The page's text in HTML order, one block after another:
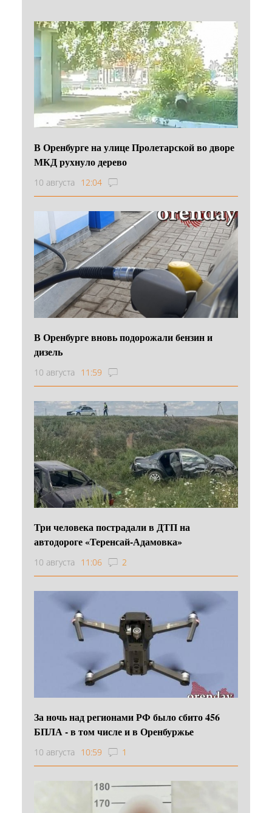
В Оренбурге на улице Пролетарской во дворе
МКД рухнуло дерево
10 августа 12:04
В Оренбурге вновь подорожали бензин и
дизель
10 августа 11:59
Три человека пострадали в ДТП на
автодороге «Теренсай-Адамовка»
10 августа 11:06 2
За ночь над регионами РФ было сбито 456
БПЛА - в том числе и в Оренбуржье
10 августа 10:59 1